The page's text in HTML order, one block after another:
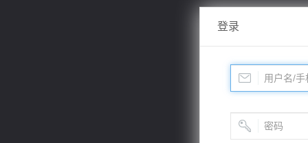
登录